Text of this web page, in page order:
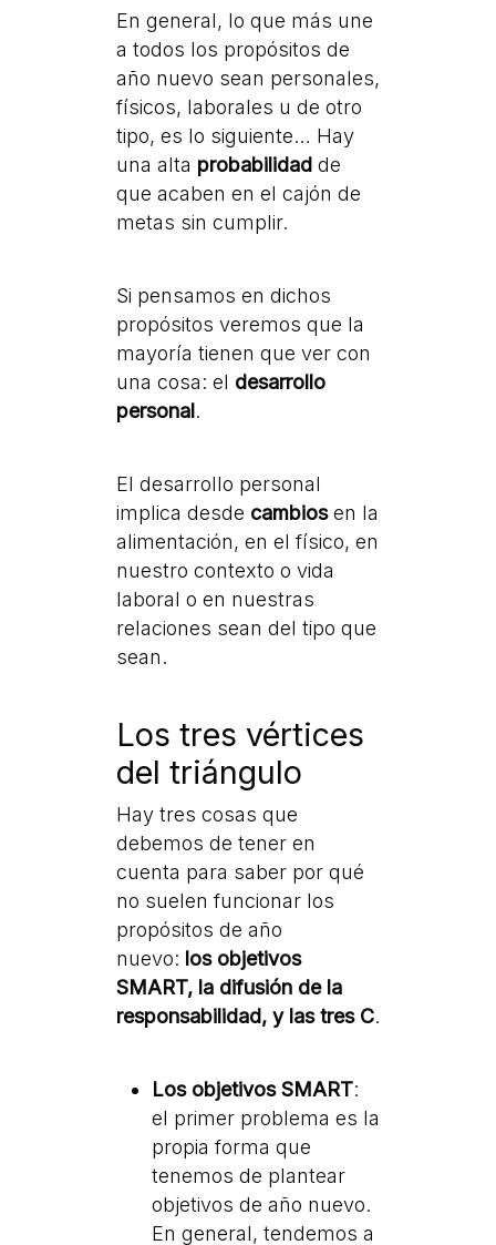
En general, lo que más une
a todos los propósitos de
año nuevo sean personales,
físicos, laborales u de otro
tipo, es lo siguiente… Hay
una alta probabilidad de
que acaben en el cajón de
metas sin cumplir.
Si pensamos en dichos
propósitos veremos que la
mayoría tienen que ver con
una cosa: el desarrollo
personal.
El desarrollo personal
implica desde cambiosen la
alimentación, en el físico, en
nuestro contexto o vida
laboral o en nuestras
relaciones sean del tipo que
sean.
Los tres vértices
del triángulo
Hay tres cosas que
debemos de tener en
cuenta para saber por qué
no suelen funcionar los
propósitos de año
nuevo: los objetivos
SMART, la difusión de la
responsabilidad, y las tres C.
Los objetivos SMART:
el primer problema es la
propia forma que
tenemos de plantear
objetivos de año nuevo.
En general, tendemos a